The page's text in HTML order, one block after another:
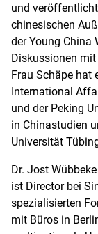
und
chinesischen
der Young China
Diskussionen
Frau Schäpe hat
International
und der Peking
in Chinastudien
Universität
Dr. Jost Wübbeke
ist Director bei
spezialisierten
mit Büros in